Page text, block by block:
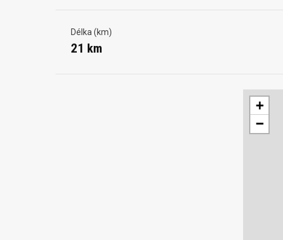
Délka (km)
21 km
+
−